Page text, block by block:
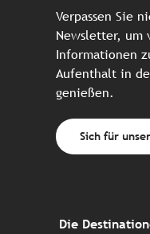
Verpassen Sie
Newsletter, um
Informationen
Aufenthalt in
genießen.
Sich für
Die